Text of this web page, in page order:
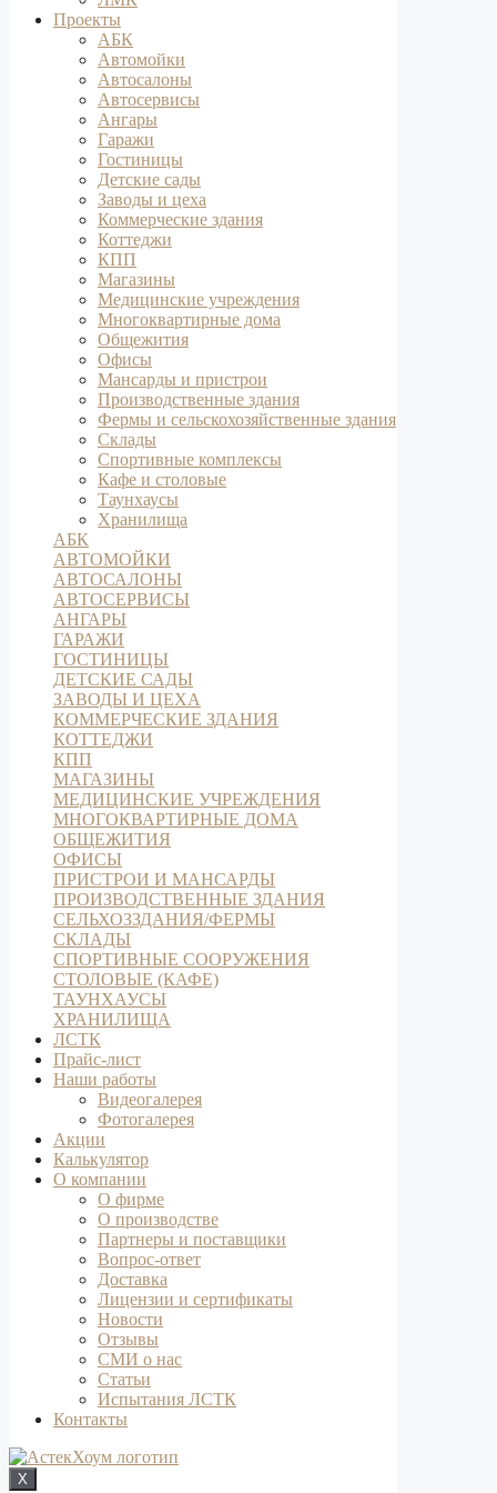
Проекты
АБК
Автомойки
Автосалоны
Автосервисы
Ангары
Гаражи
Гостиницы
Детские сады
Заводы и цеха
Коммерческие здания
Коттеджи
КПП
Магазины
Медицинские учреждения
Многоквартирные дома
Общежития
Офисы
Мансарды и пристрои
Производственные здания
Фермы и сельскохозяйственные здания
Склады
Спортивные комплексы
Кафе и столовые
Таунхаусы
Хранилища
АБК
АВТОМОЙКИ
АВТОСАЛОНЫ
АВТОСЕРВИСЫ
АНГАРЫ
ГАРАЖИ
ГОСТИНИЦЫ
ДЕТСКИЕ САДЫ
ЗАВОДЫ И ЦЕХА
КОММЕРЧЕСКИЕ ЗДАНИЯ
КОТТЕДЖИ
КПП
МАГАЗИНЫ
МЕДИЦИНСКИЕ УЧРЕЖДЕНИЯ
МНОГОКВАРТИРНЫЕ ДОМА
ОБЩЕЖИТИЯ
ОФИСЫ
ПРИСТРОИ И МАНСАРДЫ
ПРОИЗВОДСТВЕННЫЕ ЗДАНИЯ
СЕЛЬХОЗЗДАНИЯ/ФЕРМЫ
СКЛАДЫ
СПОРТИВНЫЕ СООРУЖЕНИЯ
СТОЛОВЫЕ (КАФЕ)
ТАУНХАУСЫ
ХРАНИЛИЩА
ЛСТК
Прайс-лист
Наши работы
Видеогалерея
Фотогалерея
Акции
Калькулятор
О компании
О фирме
О производстве
Партнеры и поставщики
Вопрос-ответ
Доставка
Лицензии и сертификаты
Новости
Отзывы
СМИ о нас
Статьи
Испытания ЛСТК
Контакты
X